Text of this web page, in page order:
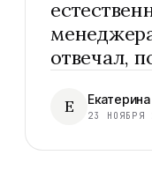
отвечал,
Е Екатерина
23 НОЯБРЯ